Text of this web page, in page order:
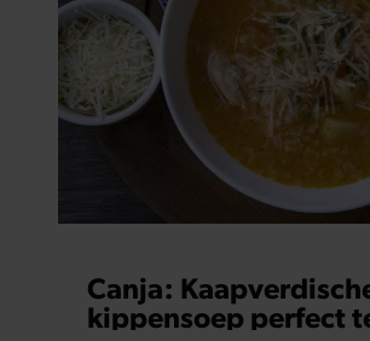
Canja:
kippensoep perfect